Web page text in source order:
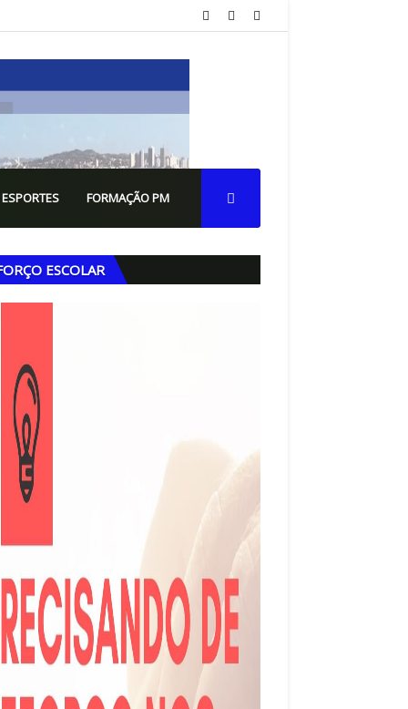
FORMAÇÃO PM
ESCOLAR